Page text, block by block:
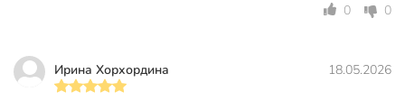
Luminarc Islande
Можно мыть в посудомоечной
машине
посудомоечной
0 0
Ирина Хорхордина 18.05.2026